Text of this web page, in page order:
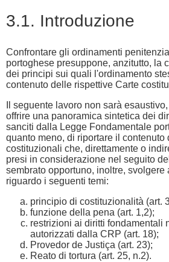
3.1. Introduzione
Confrontare gli ordinamenti
portoghese presuppone, anzitutto, la
dei principi sui quali l'ordinamento
contenuto delle rispettive Carte
Il seguente lavoro non sarà
offrire una panoramica sintetica dei
sanciti dalla Legge Fondamentale
quanto meno, di riportare il contenuto
costituzionali che, direttamente o
presi in considerazione nel seguito
sembrato opportuno, inoltre, svolgere
riguardo i seguenti temi:
principio di costituzionalità (art.
funzione della pena (art. 1,2);
restrizioni ai diritti fondamentali
autorizzati dalla CRP (art. 18);
Provedor de Justiça (art. 23);
Reato di tortura (art. 25, n.2).